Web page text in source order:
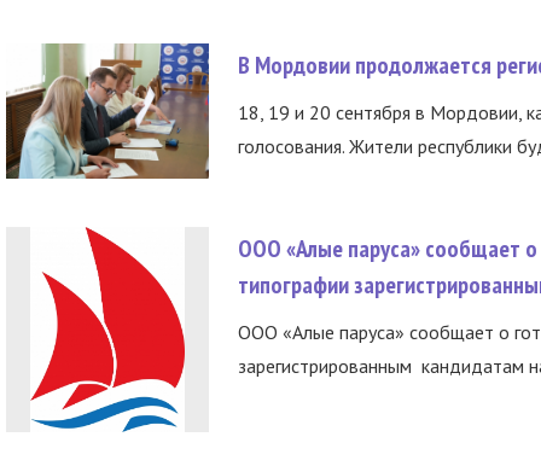
В Мордовии продолжается
18, 19 и 20 сентября в Мордовии,
голосования. Жители республики
ООО «Алые паруса» сообщает о
типографии
ООО «Алые паруса» сообщает о
зарегистрированным кандидатам